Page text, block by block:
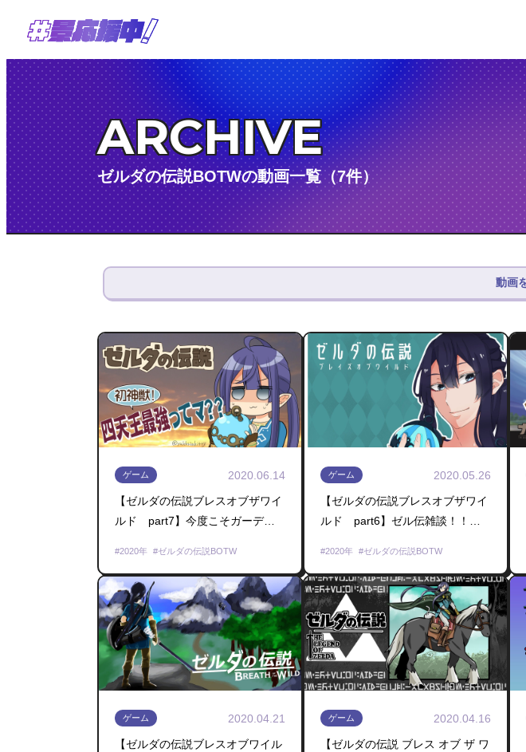
ARCHIVE
ゼルダの伝説BOTWの動画一覧（7件）
動画
ゲーム 2020.06.14
【ゼルダの伝説ブレスオブザワイ
ルド part7】今度こそガーディ
2020年 ゼルダの伝説BOTW
ゲーム 2020.05.26
【ゼルダの伝説ブレスオブザワイ
ルド part6】ゼル伝雑談！！ま
2020年 ゼルダの伝説BOTW
ゲーム 2020.04.21
【ゼルダの伝説ブレスオブワイル
ゲーム 2020.04.16
【ゼルダの伝説 ブレス オブ ザ ワ